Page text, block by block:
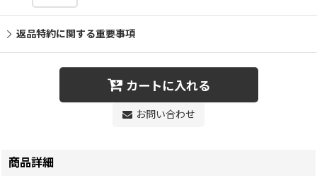
返品特約に関する重要事項
カートに入れる
お問い合わせ
商品詳細